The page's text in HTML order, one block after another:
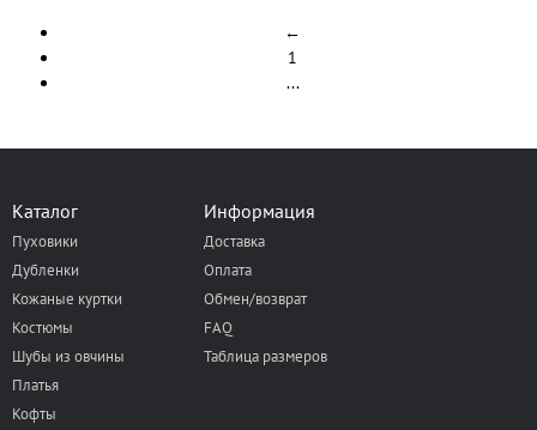
←
1
...
Каталог
Пуховики
Дубленки
Кожаные куртки
Костюмы
Шубы из овчины
Платья
Кофты
Информация
Доставка
Оплата
Обмен/возврат
FAQ
Таблица размеров